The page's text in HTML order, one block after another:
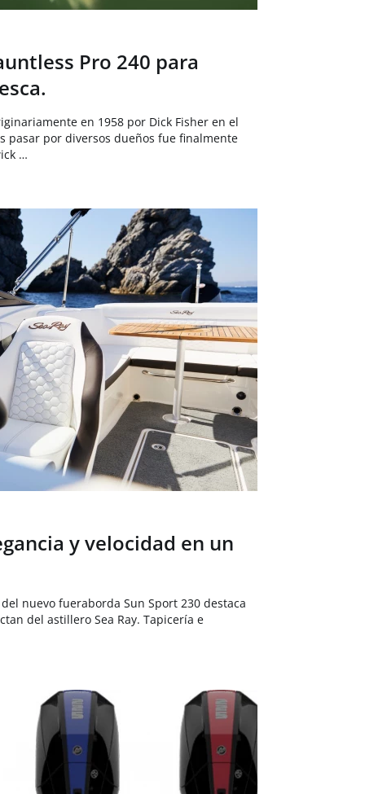
Pro 240 para
en 1958 por Dick Fisher en el
pasar por diversos dueños fue finalmente
…
y velocidad en un
nuevo fueraborda Sun Sport 230 destaca
del astillero Sea Ray. Tapicería e